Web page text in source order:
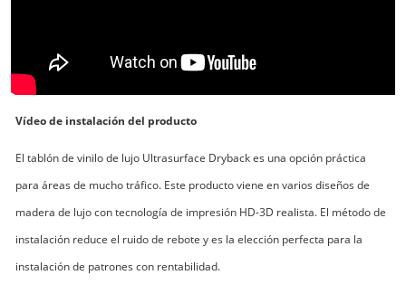
Vídeo de instalación del producto
El tablón de vinilo de lujo Ultrasurface Dryback es una opción práctica
para áreas de mucho tráfico. Este producto viene en varios diseños de
madera de lujo con tecnología de impresión HD-3D realista. El método de
instalación reduce el ruido de rebote y es la elección perfecta para la
instalación de patrones con rentabilidad.